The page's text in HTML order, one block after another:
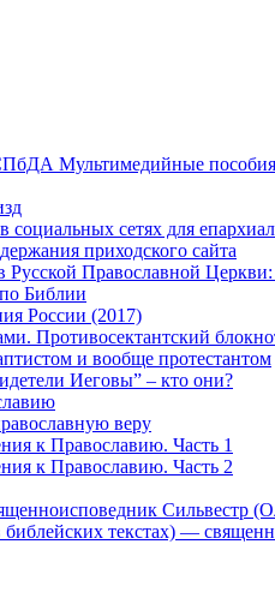
Мультимедийные пособия
социальных сетях для
приходского сайта
Русской Православной
Библии
России (2017)
Противосектантский
и вообще протестантом
Иеговы” – кто они?
веру
к Православию. Часть 1
к Православию. Часть 2
Сильвестр
текстах) —